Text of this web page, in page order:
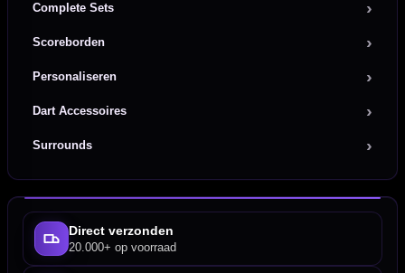
Complete Sets
Scoreborden
Personaliseren
Dart Accessoires
Surrounds
Direct verzonden
20.000+ op voorraad